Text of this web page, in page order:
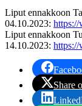
Liput ennakkoon
04.10.2023:
Liput ennakkoon
14.10.2023:
Share